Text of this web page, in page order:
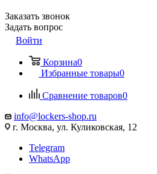
Заказать звонок
Задать вопрос
Войти
Корзина0
Избранные товары0
Сравнение товаров0
info@lockers-shop.ru
г. Москва, ул. Куликовская, 12
Telegram
WhatsApp